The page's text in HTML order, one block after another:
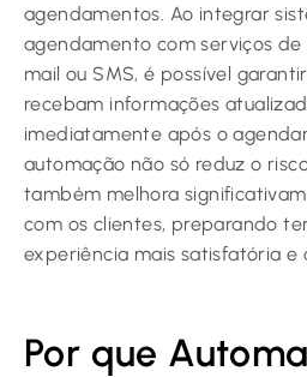
agendamentos. Ao integrar
agendamento com serviços
mail ou SMS, é possível
recebam informações
imediatamente após o
automação não só reduz o
também melhora
com os clientes, preparando
experiência mais satisfatória e
Por que